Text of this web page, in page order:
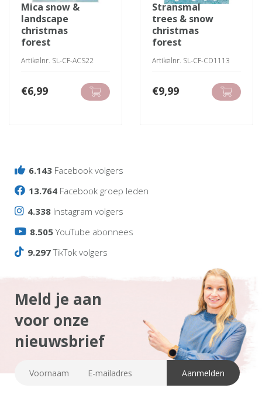
mica snow &
landscape
christmas
forest
Artikelnr. SL-CF-ACS22
€6,99
stransmal
trees & snow
christmas
forest
Artikelnr. SL-CF-CD1113
€9,99
6.143 Facebook volgers
13.764 Facebook groep leden
4.338 Instagram volgers
8.505YouTube abonnees
9.297TikTok volgers
Meld je aan
voor onze
nieuwsbrief